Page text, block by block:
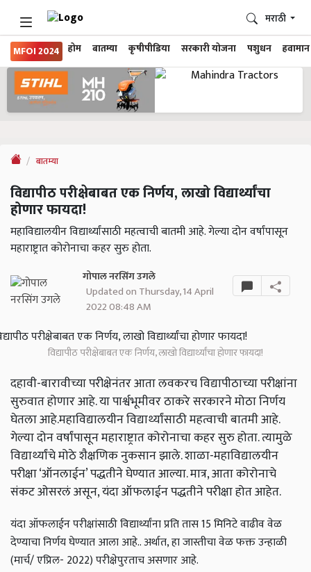
MFOI 2024 होम बातम्या कृषीपीडिया सरकारी योजना पशुधन हवामान
मराठी
बातम्या
विद्यापीठ परीक्षेबाबत एक निर्णय, लाखो विद्यार्थ्यांचा
होणार फायदा!
महाविद्यालयीन विद्यार्थ्यांसाठी महत्वाची बातमी आहे. गेल्या दोन वर्षांपासून
महाराष्ट्रात कोरोनाचा कहर सुरु होता.
गोपाल नरसिंग उगले
Updated on Thursday, 14 April
2022 08:48 AM
विद्यापीठ परीक्षेबाबत एक निर्णय, लाखो विद्यार्थ्यांचा होणार फायदा!
दहावी-बारावीच्या परीक्षेनंतर आता लवकरच विद्यापीठाच्या परीक्षांना
सुरुवात होणार आहे. या पार्श्वभूमीवर ठाकरे सरकारने मोठा निर्णय
घेतला आहे.महाविद्यालयीन विद्यार्थ्यांसाठी महत्वाची बातमी आहे.
गेल्या दोन वर्षांपासून महाराष्ट्रात कोरोनाचा कहर सुरु होता. त्यामुळे
विद्यार्थ्यांचे मोठे शैक्षणिक नुकसान झाले. शाळा-महाविद्यालयीन
परीक्षा ‘ऑनलाईन’ पद्धतीने घेण्यात आल्या. मात्र, आता कोरोनाचे
संकट ओसरलं असून, यंदा ऑफलाईन पद्धतीने परीक्षा होत आहेत.
यंदा ऑफलाईन परीक्षांसाठी विद्यार्थ्यांना प्रति तास 15 मिनिटे वाढीव वेळ
देण्याचा निर्णय घेण्यात आला आहे.. अर्थात, हा जास्तीचा वेळ फक्त उन्हाळी
(मार्च/ एप्रिल- 2022) परीक्षेपुरताच असणार आहे.